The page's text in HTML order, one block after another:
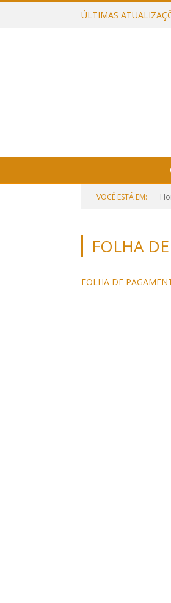
ÚLTIMAS
VOCÊ ESTÁ EM:
FOLHA
FOLHA DE